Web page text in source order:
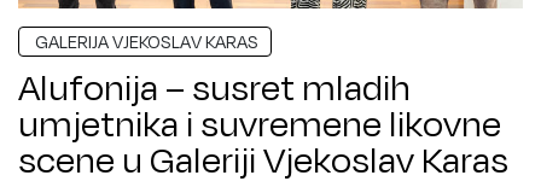
GALERIJA VJEKOSLAV KARAS
Alufonija – susret mladih
umjetnika i suvremene likovne
scene u Galeriji Vjekoslav Karas